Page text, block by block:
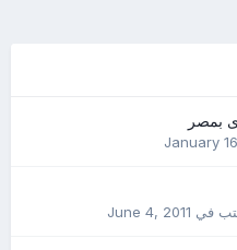
بمصر
January
في June 4, 2011